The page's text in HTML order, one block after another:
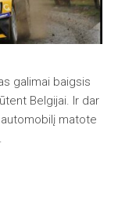
galimai baigsis
Belgijai. Ir dar
matote